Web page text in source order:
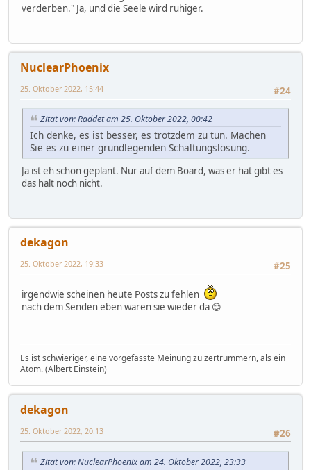
verderben." Ja, und die Seele wird ruhiger.
NuclearPhoenix
#24
25. Oktober 2022, 15:44
Zitat von: Raddet am 25. Oktober 2022, 00:42
Ich denke, es ist besser, es trotzdem zu tun. Machen
Sie es zu einer grundlegenden Schaltungslösung.
Ja ist eh schon geplant. Nur auf dem Board, was er hat gibt es
das halt noch nicht.
dekagon
#25
25. Oktober 2022, 19:33
irgendwie scheinen heute Posts zu fehlen
nach dem Senden eben waren sie wieder da 😊
Es ist schwieriger, eine vorgefasste Meinung zu zertrümmern, als ein
Atom. (Albert Einstein)
dekagon
#26
25. Oktober 2022, 20:13
Zitat von: NuclearPhoenix am 24. Oktober 2022, 23:33